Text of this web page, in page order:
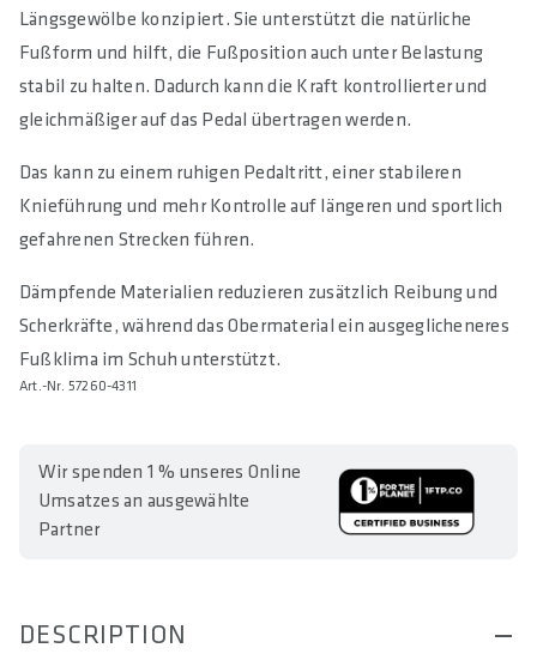
Längsgewölbe konzipiert. Sie unterstützt die natürliche
Fußform und hilft, die Fußposition auch unter Belastung
stabil zu halten. Dadurch kann die Kraft kontrollierter und
gleichmäßiger auf das Pedal übertragen werden.
Das kann zu einem ruhigen Pedaltritt, einer stabileren
Knieführung und mehr Kontrolle auf längeren und sportlich
gefahrenen Strecken führen.
Dämpfende Materialien reduzieren zusätzlich Reibung und
Scherkräfte, während das Obermaterial ein ausgeglicheneres
Fußklima im Schuh unterstützt.
Art.-Nr. 57260-4311
Wir spenden 1 % unseres Online
Umsatzes an ausgewählte
Partner
DESCRIPTION